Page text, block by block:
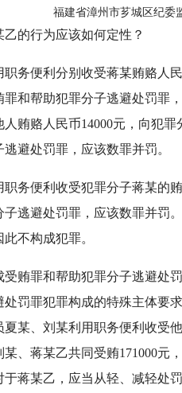
福建省漳州市芗城区纪委
的行为应该如何定性？
务便利分别收受蒋某贿赂人
和帮助犯罪分子逃避处罚罪
贿赂人民币14000元，向犯
避处罚罪，应该数罪并罚。
职务便利收受犯罪分子蒋某的
逃避处罚罪，应该数罪并罚
不构成犯罪。
受贿罪和帮助犯罪分子逃避处
罚罪犯罪构成的特殊主体要
某、刘某利用职务便利收受
、蒋某乙共同受贿171000元
蒋某乙，应当从轻、减轻处罚